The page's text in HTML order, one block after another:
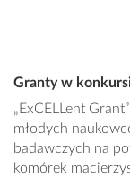
Granty w
„ExCELLent
młodych
badawczych na
komórek